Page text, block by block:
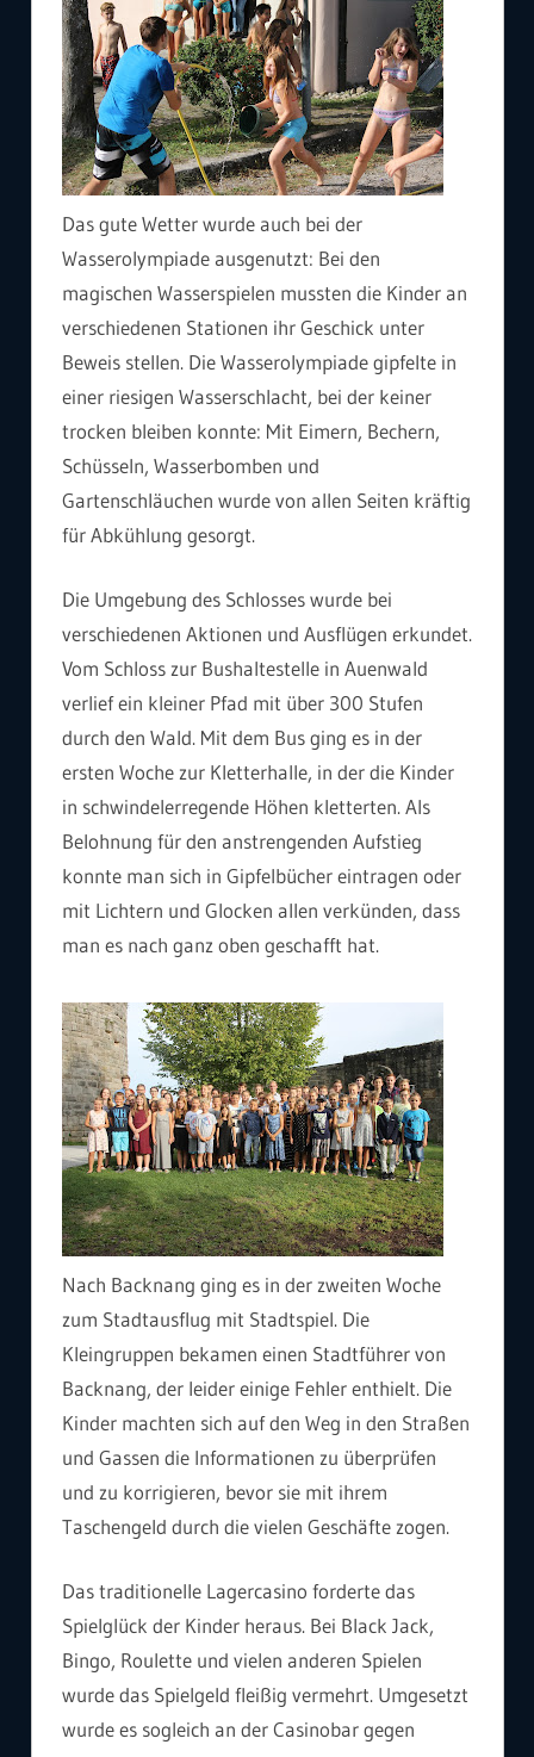
Das gute Wetter wurde auch bei der
Wasserolympiade ausgenutzt: Bei den
magischen Wasserspielen mussten die Kinder an
verschiedenen Stationen ihr Geschick unter
Beweis stellen. Die Wasserolympiade gipfelte in
einer riesigen Wasserschlacht, bei der keiner
trocken bleiben konnte: Mit Eimern, Bechern,
Schüsseln, Wasserbomben und
Gartenschläuchen wurde von allen Seiten kräftig
für Abkühlung gesorgt.
Die Umgebung des Schlosses wurde bei
verschiedenen Aktionen und Ausflügen erkundet.
Vom Schloss zur Bushaltestelle in Auenwald
verlief ein kleiner Pfad mit über 300 Stufen
durch den Wald. Mit dem Bus ging es in der
ersten Woche zur Kletterhalle, in der die Kinder
in schwindelerregende Höhen kletterten. Als
Belohnung für den anstrengenden Aufstieg
konnte man sich in Gipfelbücher eintragen oder
mit Lichtern und Glocken allen verkünden, dass
man es nach ganz oben geschafft hat.
Nach Backnang ging es in der zweiten Woche
zum Stadtausflug mit Stadtspiel. Die
Kleingruppen bekamen einen Stadtführer von
Backnang, der leider einige Fehler enthielt. Die
Kinder machten sich auf den Weg in den Straßen
und Gassen die Informationen zu überprüfen
und zu korrigieren, bevor sie mit ihrem
Taschengeld durch die vielen Geschäfte zogen.
Das traditionelle Lagercasino forderte das
Spielglück der Kinder heraus. Bei Black Jack,
Bingo, Roulette und vielen anderen Spielen
wurde das Spielgeld fleißig vermehrt. Umgesetzt
wurde es sogleich an der Casinobar gegen